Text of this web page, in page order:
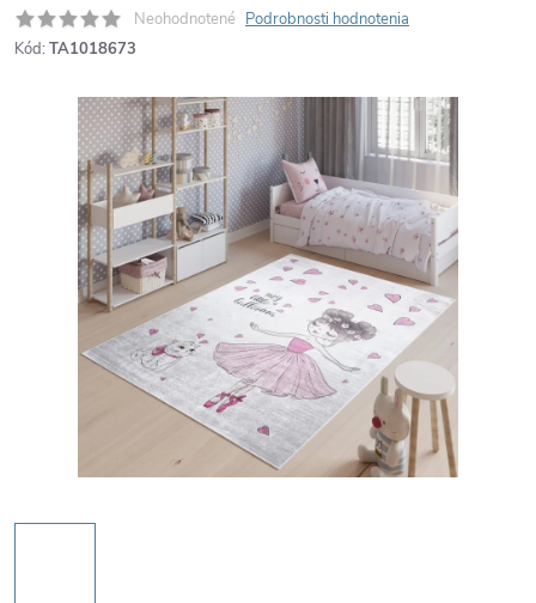
Neohodnotené Podrobnosti hodnotenia
Kód: TA1018673